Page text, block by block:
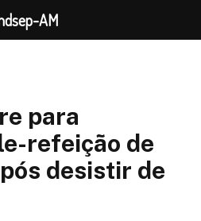
para
refeição de
desistir de
AM